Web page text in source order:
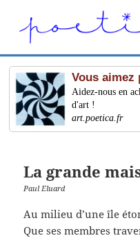
Vous aimez
Aidez-nous en
d'art !
art.poetica.fr
La grande
Paul Eluard
Au milieu d’une île
Que ses membres